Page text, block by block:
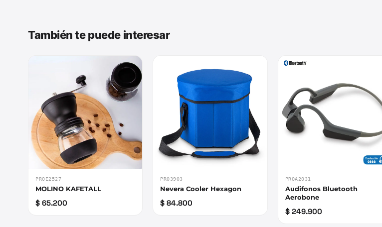
También te puede interesar
PROE2527
MOLINO KAFETALL
$ 65.200
PRO3903
Nevera Cooler Hexagon
$ 84.800
PROA2031
Audifonos Bluetooth
Aerobone
$ 249.900